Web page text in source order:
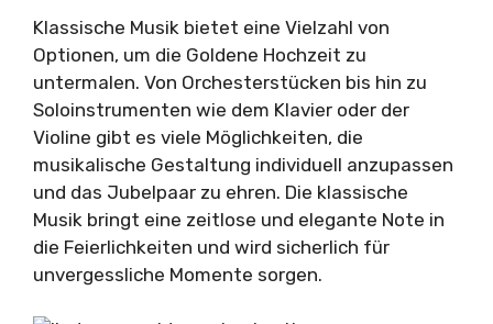
Klassische Musik bietet eine Vielzahl von
Optionen, um die Goldene Hochzeit zu
untermalen. Von Orchesterstücken bis hin zu
Soloinstrumenten wie dem Klavier oder der
Violine gibt es viele Möglichkeiten, die
musikalische Gestaltung individuell anzupassen
und das Jubelpaar zu ehren. Die klassische
Musik bringt eine zeitlose und elegante Note in
die Feierlichkeiten und wird sicherlich für
unvergessliche Momente sorgen.